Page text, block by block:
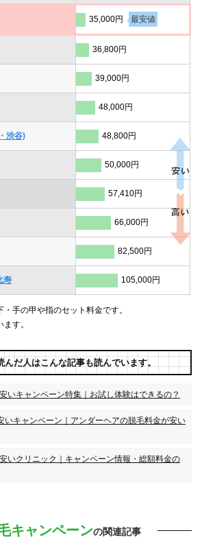
35,000円 最安値
36,800円
39,000円
48,000円
渋谷) 48,800円
50,000円
57,410円
66,000円
82,500円
寿 105,000円
手の甲や指のセット料金です。
す。
んだ人はこんな記事も読んでいます。
いキャンペーン特集｜お試し体験はできるの？
いキャンペーン｜アンダーヘアの脱毛料金が安い
いクリニック｜キャンペーン情報・総額料金の
キャンペーンの関連記事